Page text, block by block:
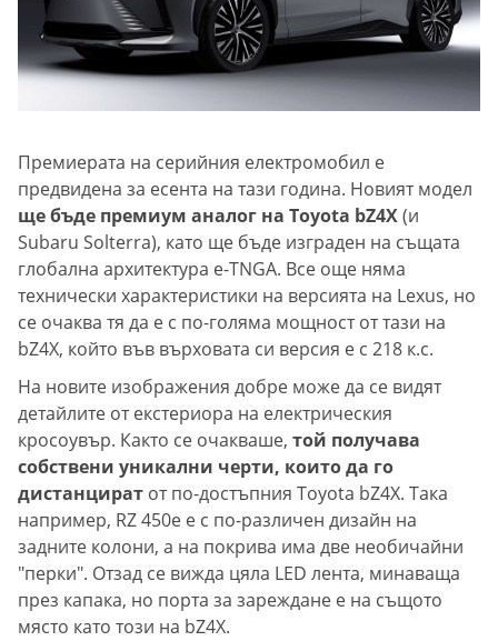
Премиерата на серийния електромобил е
предвидена за есента на тази година. Новият модел
ще бъде премиум аналог на Toyota bZ4X(и
Subaru Solterra), като ще бъде изграден на същата
глобална архитектура e-TNGA. Все още няма
технически характеристики на версията на Lexus, но
се очаква тя да е с по-голяма мощност от тази на
bZ4X, който във върховата си версия е с 218 к.с.
На новите изображения добре може да се видят
детайлите от екстериора на електрическия
кросоувър. Както се очакваше, той получава
собствени уникални черти, които да го
дистанцират от по-достъпния Toyota bZ4X. Така
например, RZ 450e е с по-различен дизайн на
задните колони, а на покрива има две необичайни
"перки". Отзад се вижда цяла LED лента, минаваща
през капака, но порта за зареждане е на същото
място като този на bZ4X.